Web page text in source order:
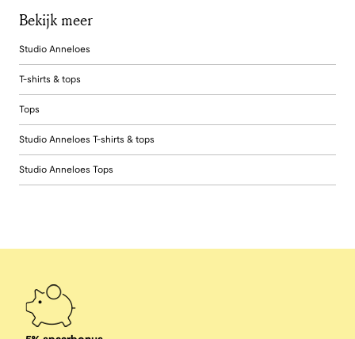
Bekijk meer
Studio Anneloes
T-shirts & tops
Tops
Studio Anneloes T-shirts & tops
Studio Anneloes Tops